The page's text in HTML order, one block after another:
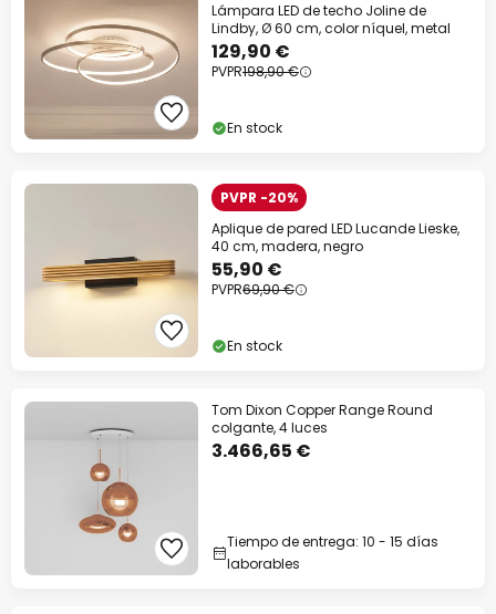
Lámpara LED de techo Joline de
Lindby, Ø 60 cm, color níquel, metal
129,90 €
PVPR198,90 €
En stock
PVPR -20%
Aplique de pared LED Lucande Lieske,
40 cm, madera, negro
55,90 €
PVPR69,90 €
En stock
Tom Dixon Copper Range Round
colgante, 4 luces
3.466,65 €
Tiempo de entrega: 10 - 15 días
laborables